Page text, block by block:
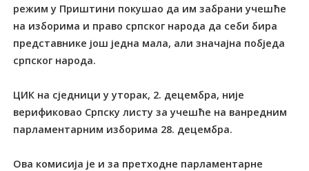
режим у Приштини покушао да им забрани учешће
на изборима и право српског народа да себи бира
представнике још једна мала, али значајна побједа
српског народа.
ЦИК на сједници у уторак, 2. децембра, није
верификовао Српску листу за учешће на ванредним
парламентарним изборима 28. децембра.
Ова комисија је и за претходне парламентарне